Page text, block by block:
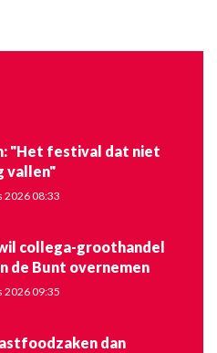
"Het festival dat niet
vallen"
2026 08:33
collega-groothandel
de Bunt overnemen
2026 09:35
dan